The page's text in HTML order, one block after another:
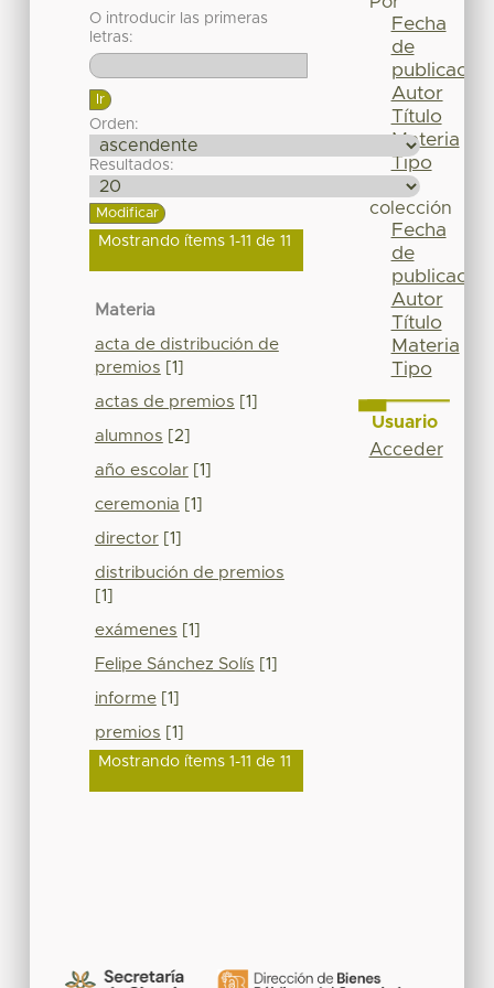
O introducir las primeras
letras:
Orden:
Resultados:
Mostrando ítems 1-11 de 11
Materia
acta de distribución de
premios [1]
actas de premios [1]
alumnos [2]
año escolar[1]
ceremonia [1]
director[1]
distribución de premios
[1]
exámenes [1]
Felipe Sánchez Solís [1]
informe[1]
premios [1]
Mostrando ítems 1-11 de 11
Fecha
de
publicación
Autor
Título
Materia
Tipo
colección
Fecha
de
publicación
Autor
Título
Materia
Tipo
Usuario
Acceder